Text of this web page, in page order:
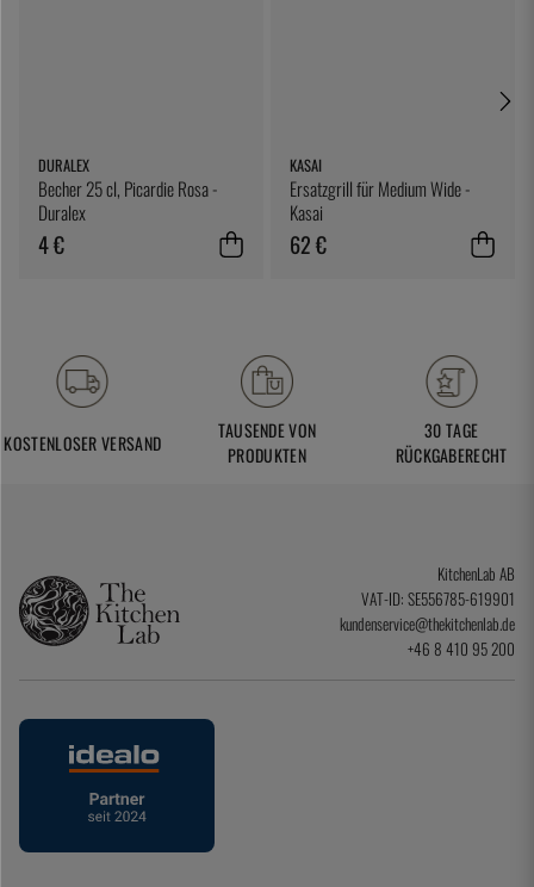
DURALEX
Becher 25 cl, Picardie Rosa -
Duralex
4 €
KASAI
Ersatzgrill für Medium Wide -
Kasai
62 €
KOSTENLOSER VERSAND
TAUSENDE VON
PRODUKTEN
30 TAGE
RÜCKGABERECHT
KitchenLab AB
VAT-ID: SE556785-619901
kundenservice@thekitchenlab.de
+46 8 410 95 200